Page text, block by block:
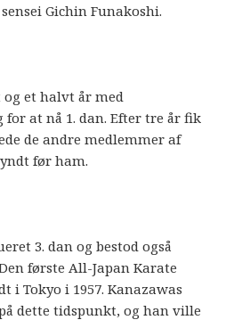
Gichin Funakoshi.
og et halvt år med
at nå 1. dan. Efter tre år fik
de andre medlemmer af
før ham.
3. dan og bestod også
første All-Japan Karate
i Tokyo i 1957. Kanazawas
dette tidspunkt, og han ville